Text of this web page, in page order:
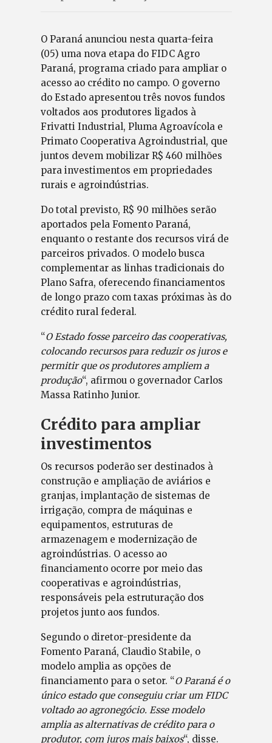
O Paraná anunciou nesta quarta-feira
(05) uma nova etapa do FIDC Agro
Paraná, programa criado para ampliar o
acesso ao crédito no campo. O governo
do Estado apresentou três novos fundos
voltados aos produtores ligados à
Frivatti Industrial, Pluma Agroavícola e
Primato Cooperativa Agroindustrial, que
juntos devem mobilizar R$ 460 milhões
para investimentos em propriedades
rurais e agroindústrias.
Do total previsto, R$ 90 milhões serão
aportados pela Fomento Paraná,
enquanto o restante dos recursos virá de
parceiros privados. O modelo busca
complementar as linhas tradicionais do
Plano Safra, oferecendo financiamentos
de longo prazo com taxas próximas às do
crédito rural federal.
“O Estado fosse parceiro das cooperativas,
colocando recursos para reduzir os juros e
permitir que os produtores ampliem a
produção“, afirmou o governador Carlos
Massa Ratinho Junior.
Crédito para ampliar
investimentos
Os recursos poderão ser destinados à
construção e ampliação de aviários e
granjas, implantação de sistemas de
irrigação, compra de máquinas e
equipamentos, estruturas de
armazenagem e modernização de
agroindústrias. O acesso ao
financiamento ocorre por meio das
cooperativas e agroindústrias,
responsáveis pela estruturação dos
projetos junto aos fundos.
Segundo o diretor-presidente da
Fomento Paraná, Claudio Stabile, o
modelo amplia as opções de
financiamento para o setor. “O Paraná é o
único estado que conseguiu criar um FIDC
voltado ao agronegócio. Esse modelo
amplia as alternativas de crédito para o
produtor, com juros mais baixos“, disse.